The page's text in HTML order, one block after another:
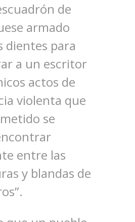
de
armado
dientes para
a un escritor
actos de
violenta que
se
entre las
y blandas de